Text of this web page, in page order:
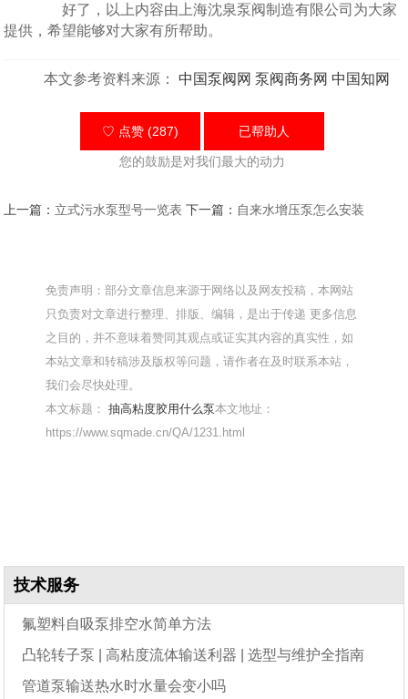
好了，以上内容由上海沈泉泵阀制造有限公司为大家
提供，希望能够对大家有所帮助。
本文参考资料来源： 中国泵阀网 泵阀商务网 中国知网
♡ 点赞 (287) 已帮助 人
您的鼓励是对我们最大的动力
上一篇： 立式污水泵型号一览表 下一篇： 自来水增压泵怎么安装
免责声明：部分文章信息来源于网络以及网友投稿，本网站
只负责对文章进行整理、排版、编辑，是出于传递 更多信息
之目的，并不意味着赞同其观点或证实其内容的真实性，如
本站文章和转稿涉及版权等问题，请作者在及时联系本站，
我们会尽快处理。
本文标题：抽高粘度胶用什么泵本文地址：
https://www.sqmade.cn/QA/1231.html
技术服务
氟塑料自吸泵排空水简单方法
凸轮转子泵 | 高粘度流体输送利器 | 选型与维护全指南
管道泵输送热水时水量会变小吗